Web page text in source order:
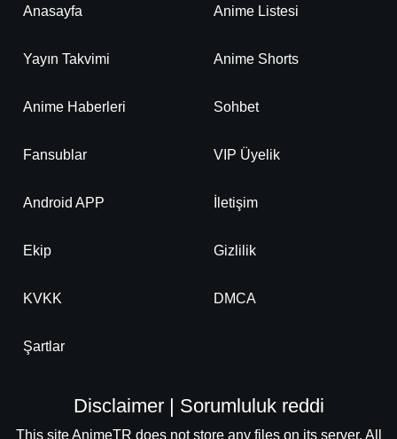
Anasayfa Anime Listesi
Yayın Takvimi Anime Shorts
Anime Haberleri Sohbet
Fansublar VIP Üyelik
Android APP İletişim
Ekip Gizlilik
KVKK DMCA
Şartlar
Disclaimer | Sorumluluk reddi
This site AnimeTR does not store any files on its server. All